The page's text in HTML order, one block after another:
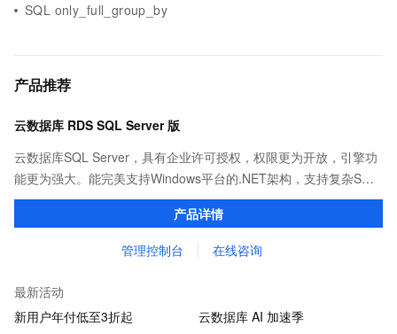
SQL only_full_group_by
产品推荐
云数据库 RDS SQL Server 版
云数据库SQL Server，具有企业许可授权，权限更为开放，引擎功
能更为强大。能完美支持Windows平台的.NET架构，支持复杂SQL
查询，性能优秀，并有强大的可视化管理工具，帮助您轻松管理数
产品详情
管理控制台 在线咨询
最新活动
新用户年付低至3折起
云数据库 AI 加速季